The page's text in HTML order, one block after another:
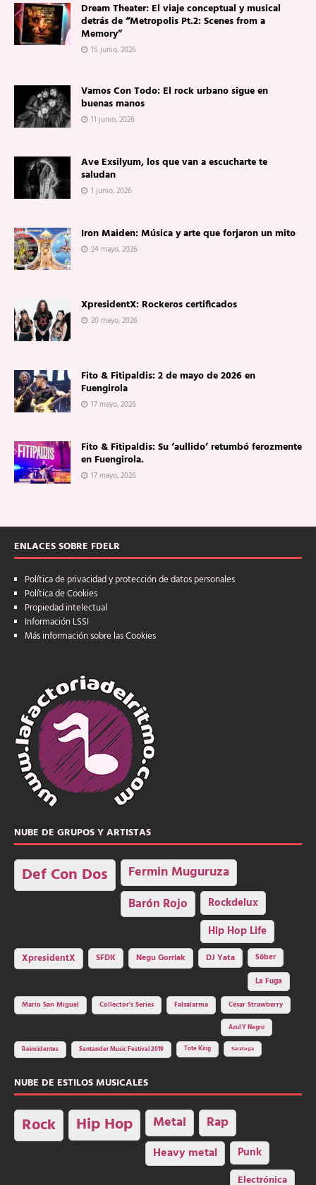
Dream Theater: El viaje conceptual y musical
detrás de “Metropolis Pt.2: Scenes from a
Memory”
15 junio, 2026
Vamos Con Todo: El rock urbano sigue en
buenas manos
11 junio, 2026
Ave Exsilyum, los que van a escucharte te
saludan
1 junio, 2026
Iron Maiden: Música y arte que forjaron un mito
24 mayo, 2026
XpresidentX: Rockeros certificados
20 mayo, 2026
Fito & Fitipaldis: 2 de mayo de 2026 en
Fuengirola
17 mayo, 2026
Fito & Fitipaldis: Su ‘aullido’ retumbó ferozmente
en Fuengirola.
17 mayo, 2026
ENLACES SOBRE FDELR
Política de privacidad y protección de datos personales
Política de Cookies
Propiedad intelectual
Información LSSI
Más información sobre las Cookies
NUBE DE GRUPOS Y ARTISTAS
Def Con Dos Fermin Muguruza
Barón Rojo Rockdelux
Hip Hop Life
XpresidentX SFDK Negu Gorriak DJ Yata
Sôber
La Fuga
Mario San Miguel
Collector's Series Falsalarma César Strawberry
Azul Y Negro
Reincidentes Santander Music Festival 2019 Tote King Saratoga
NUBE DE ESTILOS MUSICALES
Rock Hip Hop Metal Rap
Heavy metal Punk
Electrónica